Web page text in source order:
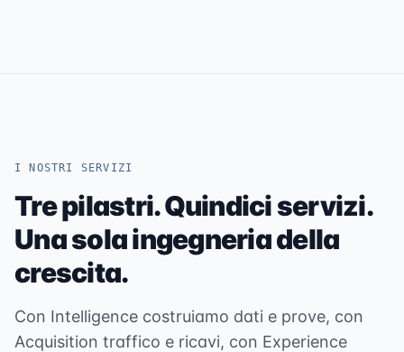
I NOSTRI SERVIZI
Tre pilastri. Quindici servizi.
Una sola ingegneria della
crescita.
Con Intelligence costruiamo dati e prove, con
Acquisition traffico e ricavi, con Experience